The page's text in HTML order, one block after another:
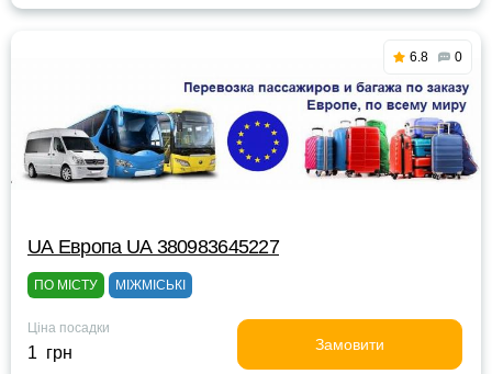
6.8 0
UА Европа UА 380983645227
ПО МІСТУ МІЖМІСЬКІ
Ціна посадки
1 грн Замовити